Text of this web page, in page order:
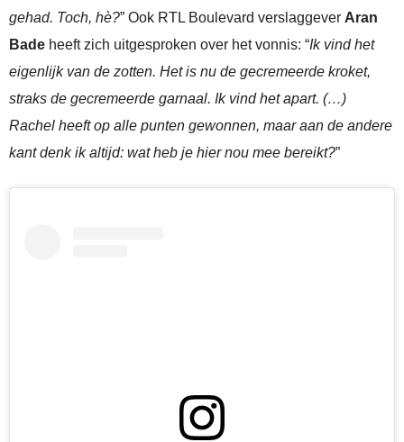
gehad. Toch, hè?” Ook RTL Boulevard verslaggever Aran
Bade heeft zich uitgesproken over het vonnis: “Ik vind het
eigenlijk van de zotten. Het is nu de gecremeerde kroket,
straks de gecremeerde garnaal. Ik vind het apart. (…)
Rachel heeft op alle punten gewonnen, maar aan de andere
kant denk ik altijd: wat heb je hier nou mee bereikt?”